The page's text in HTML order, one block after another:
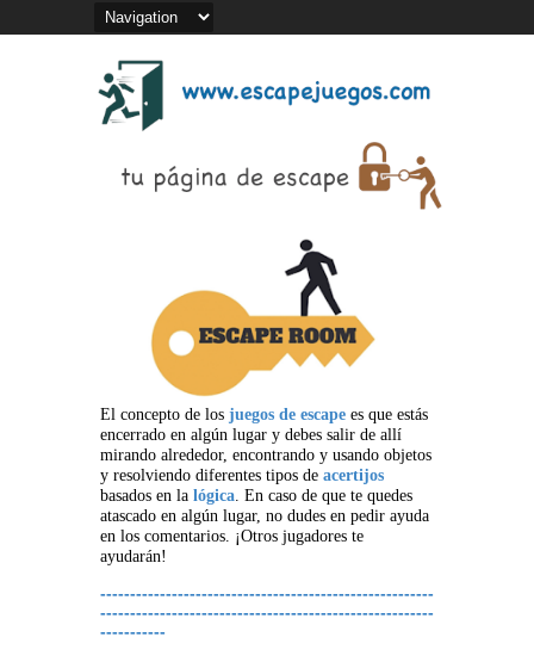
El concepto de los juegos de escape es que estás
encerrado en algún lugar y debes salir de allí
mirando alrededor, encontrando y usando objetos
y resolviendo diferentes tipos de acertijos
basados en la lógica. En caso de que te quedes
atascado en algún lugar, no dudes en pedir ayuda
en los comentarios. ¡Otros jugadores te
ayudarán!
--------------------------------------------------------
--------------------------------------------------------
-----------